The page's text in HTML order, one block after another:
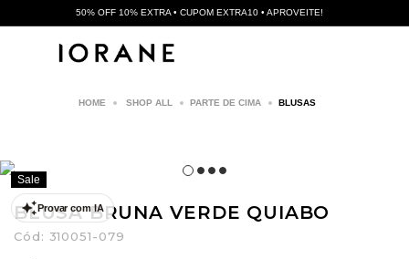
50% OFF 10% EXTRA • CUPOM EXTRA10 • APROVEITE!
SHOP ALL PARTE DE CIMA BLUSAS
Provar com IA
Sale
BLUSA BRUNA VERDE QUIABO
Cód: 310051-079